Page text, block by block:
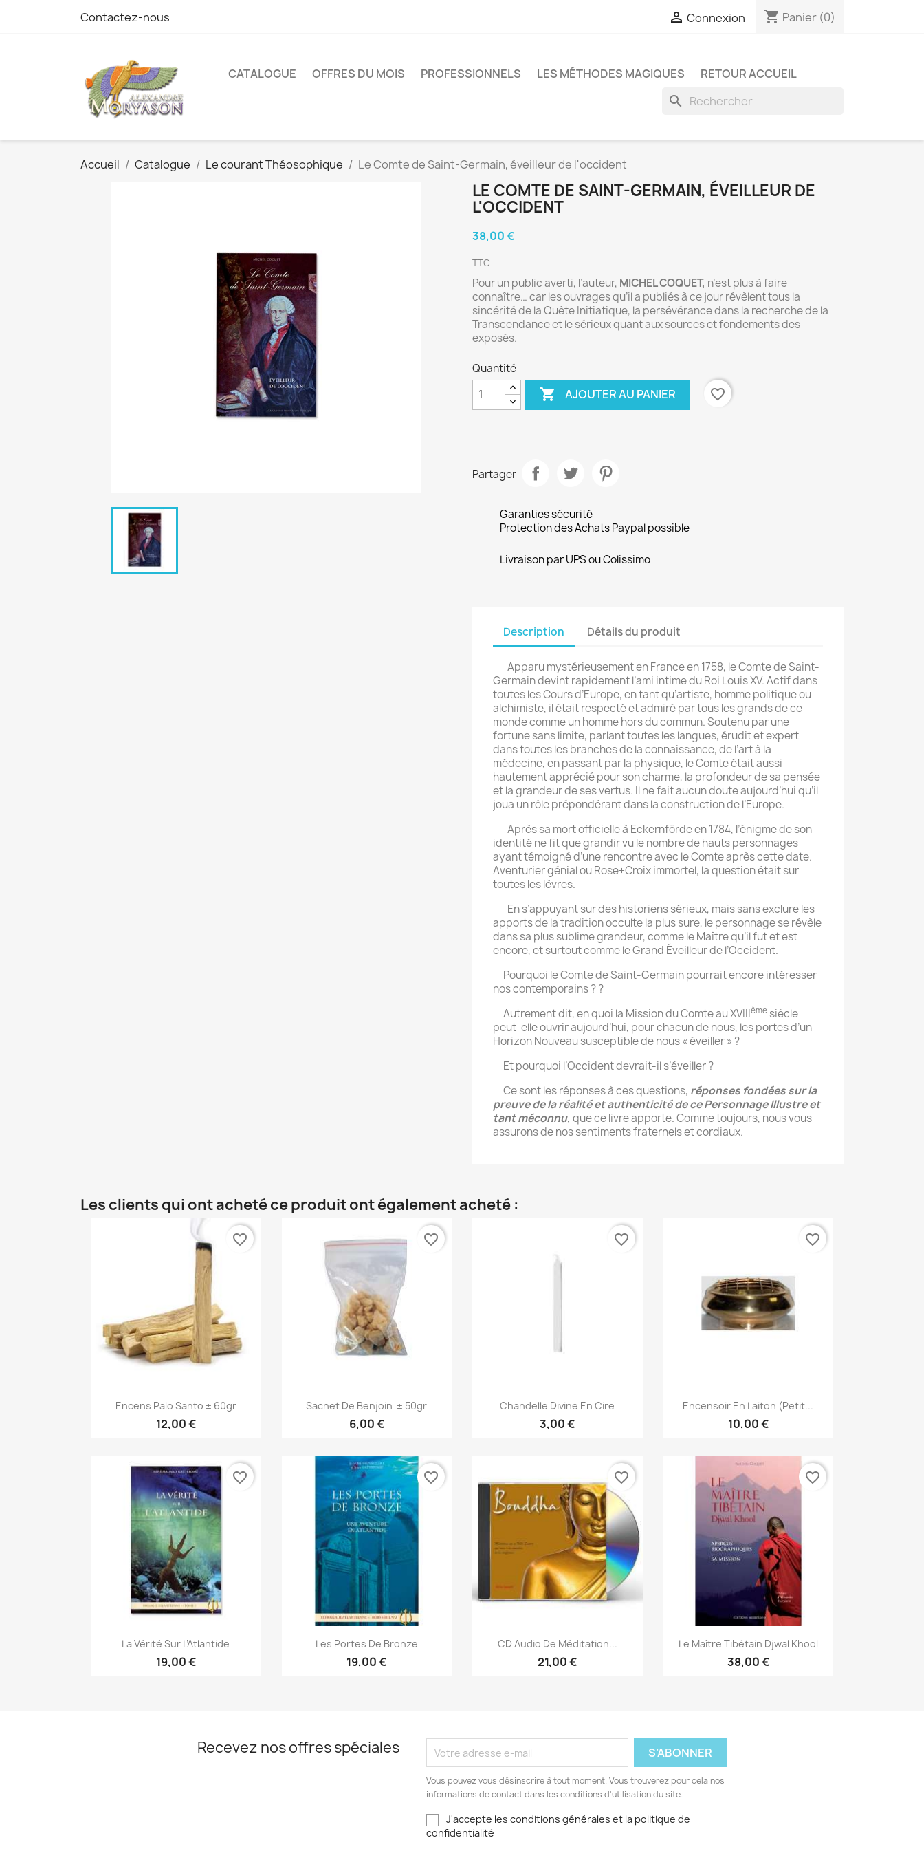
Contactez-nous  Connexion shopping_cart Panier (0)
CATALOGUE OFFRES DU MOIS PROFESSIONNELS LES MÉTHODES MAGIQUES RETOUR ACCUEIL
search
Accueil Catalogue Le courant Théosophique Le Comte de Saint-Germain, éveilleur de l'occident
LE COMTE DE SAINT-GERMAIN, ÉVEILLEUR DE
L'OCCIDENT
38,00 €
TTC
Pour un public averti, l’auteur, MICHEL COQUET, n’est plus à faire
connaître… car les ouvrages qu’il a publiés à ce jour révèlent tous la
sincérité de la Quête Initiatique, la persévérance dans la recherche de la
Transcendance et le sérieux quant aux sources et fondements des
exposés.
Quantité
 AJOUTER AU PANIER favorite_border
Partager
Garanties sécurité
Protection des Achats Paypal possible
Livraison par UPS ou Colissimo
Description Détails du produit
Apparu mystérieusement en France en 1758, le Comte de Saint-
Germain devint rapidement l’ami intime du Roi Louis XV. Actif dans
toutes les Cours d’Europe, en tant qu’artiste, homme politique ou
alchimiste, il était respecté et admiré par tous les grands de ce
monde comme un homme hors du commun. Soutenu par une
fortune sans limite, parlant toutes les langues, érudit et expert
dans toutes les branches de la connaissance, de l’art à la
médecine, en passant par la physique, le Comte était aussi
hautement apprécié pour son charme, la profondeur de sa pensée
et la grandeur de ses vertus. Il ne fait aucun doute aujourd’hui qu’il
joua un rôle prépondérant dans la construction de l’Europe.
Après sa mort officielle à Eckernförde en 1784, l’énigme de son
identité ne fit que grandir vu le nombre de hauts personnages
ayant témoigné d’une rencontre avec le Comte après cette date.
Aventurier génial ou Rose+Croix immortel, la question était sur
toutes les lèvres.
En s’appuyant sur des historiens sérieux, mais sans exclure les
apports de la tradition occulte la plus sure, le personnage se révèle
dans sa plus sublime grandeur, comme le Maître qu’il fut et est
encore, et surtout comme le Grand Éveilleur de l’Occident.
Pourquoi le Comte de Saint-Germain pourrait encore intéresser
nos contemporains ? ?
Autrement dit, en quoi la Mission du Comte au XVIIIème siècle
peut-elle ouvrir aujourd’hui, pour chacun de nous, les portes d’un
Horizon Nouveau susceptible de nous « éveiller » ?
Et pourquoi l’Occident devrait-il s’éveiller ?
Ce sont les réponses à ces questions, réponses fondées sur la
preuve de la réalité et authenticité de ce Personnage Illustre et
tant méconnu,que ce livre apporte. Comme toujours, nous vous
assurons de nos sentiments fraternels et cordiaux.
Les clients qui ont acheté ce produit ont également acheté :
Aperçu rapide
Encens Palo Santo ± 60gr
12,00 €
favorite_border
Aperçu rapide
Sachet De Benjoin ± 50gr
6,00 €
favorite_border
Aperçu rapide
Chandelle Divine En Cire
3,00 €
favorite_border
Aperçu rapide
Encensoir En Laiton (Petit...
10,00 €
favorite_border
Aperçu rapide
La Vérité Sur L’Atlantide
19,00 €
favorite_border
Aperçu rapide
Les Portes De Bronze
19,00 €
favorite_border
Aperçu rapide
CD Audio De Méditation...
21,00 €
favorite_border
Aperçu rapide
Le Maître Tibétain Djwal Khool
38,00 €
favorite_border
Recevez nos offres spéciales
Vous pouvez vous désinscrire à tout moment. Vous trouverez pour cela nos
informations de contact dans les conditions d'utilisation du site.
J'accepte les conditions générales et la politique de
confidentialité